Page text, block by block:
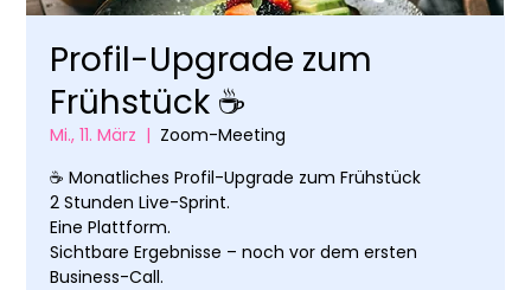
Profil-Upgrade zum
Frühstück ☕️
Mi., 11. März
  |
Zoom-Meeting
☕️ Monatliches Profil-Upgrade zum Frühstück
2 Stunden Live-Sprint.
Eine Plattform.
Sichtbare Ergebnisse – noch vor dem ersten
Business-Call.